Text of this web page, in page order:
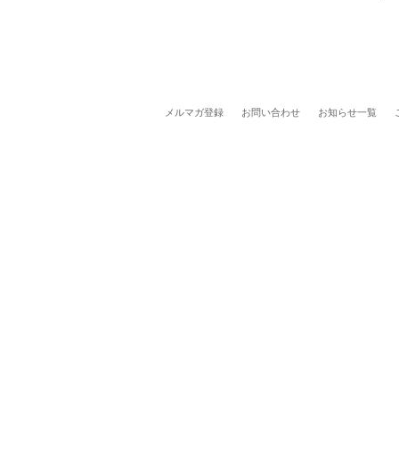
メルマガ登録 お問い合わせ お知らせ一覧